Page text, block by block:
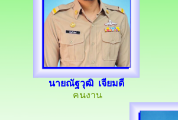
นายณัฐวุฒิ เจียมดี
คนงาน